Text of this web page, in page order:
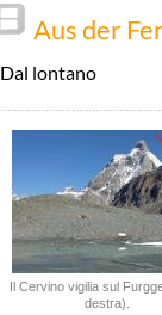
Aus der
lontano
Il Cervino vigilia sul
destra).